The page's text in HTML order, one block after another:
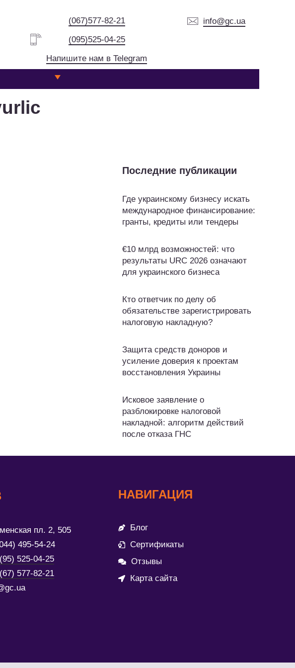
(067)577-82-21
(095)525-04-25
Напишите нам в Telegram
info@gc.ua
Последние публикации
Где украинскому бизнесу искать
международное финансирование:
гранты, кредиты или тендеры
€10 млрд возможностей: что
результаты URC 2026 означают
для украинского бизнеса
Кто ответчик по делу об
обязательстве зарегистрировать
налоговую накладную?
Защита средств доноров и
усиление доверия к проектам
восстановления Украины
Исковое заявление о
разблокировке налоговой
накладной: алгоритм действий
после отказа ГНС
пл. 2, 505
495-54-24
525-04-25
577-82-21
НАВИГАЦИЯ
Блог
Сертификаты
Отзывы
Карта сайта